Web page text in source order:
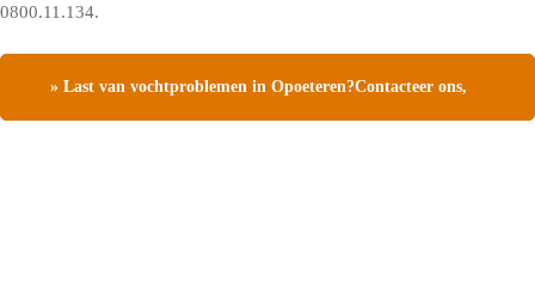
0800.11.134.
» Last van vochtproblemen in Opoeteren?Contacteer ons,